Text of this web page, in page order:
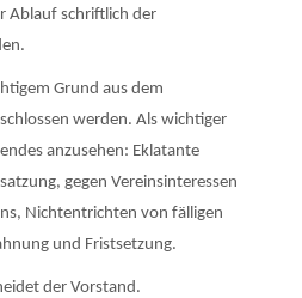
Ablauf schriftlich der
Grund aus dem
werden. Als wichtiger
anzusehen: Eklatante
gegen Vereinsinteressen
Nichtentrichten von fälligen
und Fristsetzung.
der Vorstand.